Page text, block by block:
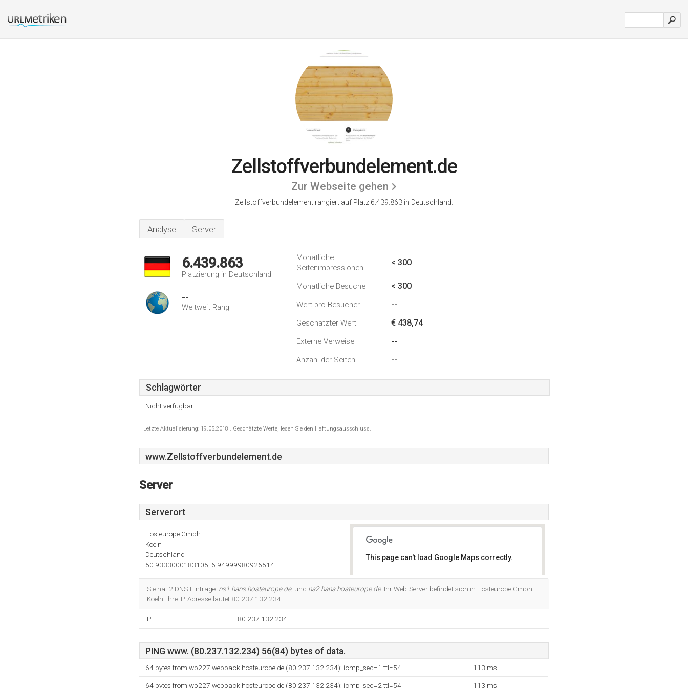
Zellstoffverbundelement.de
Zur Webseite gehen
Zellstoffverbundelement rangiert auf Platz 6.439.863 in Deutschland.
Analyse Server
6.439.863
Platzierung in Deutschland
--
Weltweit Rang
Monatliche
Seitenimpressionen
< 300
Monatliche Besuche < 300
Wert pro Besucher --
Geschätzter Wert € 438,74
Externe Verweise --
Anzahl der Seiten --
Schlagwörter
Nicht verfügbar
Letzte Aktualisierung: 19.05.2018 . Geschätzte Werte, lesen Sie den Haftungsausschluss.
www.Zellstoffverbundelement.de
Server
Serverort
Hosteurope Gmbh
Koeln
Deutschland
50.9333000183105, 6.94999980926514
This page can't load Google Maps correctly.
Sie hat 2 DNS-Einträge: ns1.hans.hosteurope.de, und ns2.hans.hosteurope.de. Ihr Web-Server befindet sich in Hosteurope Gmbh
Koeln. Ihre IP-Adresse lautet 80.237.132.234.
IP: 80.237.132.234
PING www. (80.237.132.234) 56(84) bytes of data.
64 bytes from wp227.webpack.hosteurope.de (80.237.132.234): icmp_seq=1 ttl=54 113 ms
64 bytes from wp227.webpack.hosteurope.de (80.237.132.234): icmp_seq=2 ttl=54 113 ms